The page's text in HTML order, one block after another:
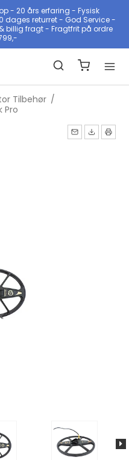
- 20 års erfaring - Fysisk
dages returret - God Service -
billig fragt - Fragtfrit på ordre
Tilbehør /
Pro